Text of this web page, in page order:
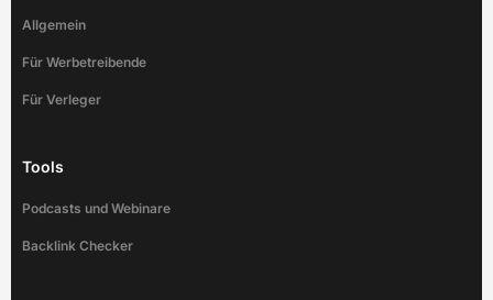
Allgemein
Für Werbetreibende
Für Verleger
Tools
Podcasts und Webinare
Backlink Checker